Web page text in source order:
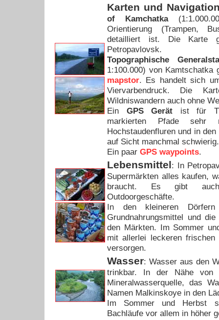
Karten und
of Kamchatka
Orientierung (Trampen,
detailliert ist. Die Karte
Petropavlovsk.
Topographische
1:100.000) von Kamtschatka
mapstor. Es handelt sich
Viervarbendruck. Die
Wildniswandern auch ohne
Ein GPS Gerät ist für
markierten Pfade
Hochstaudenfluren und in
auf Sicht manchmal schwierig.
Ein paar GPS waypoints.
Lebensmittel: In
Supermärkten alles kaufen,
braucht. Es gibt auch
Outdoorgeschäfte.
In den kleineren
Grundnahrungsmittel und
den Märkten. Im Sommer
mit allerlei leckeren
versorgen.
Wasser: Wasser aus den
trinkbar. In der Nähe
Mineralwasserquelle, das
Namen Malkinskoye in den
Im Sommer und Herbst
Bachläufe vor allem in höher